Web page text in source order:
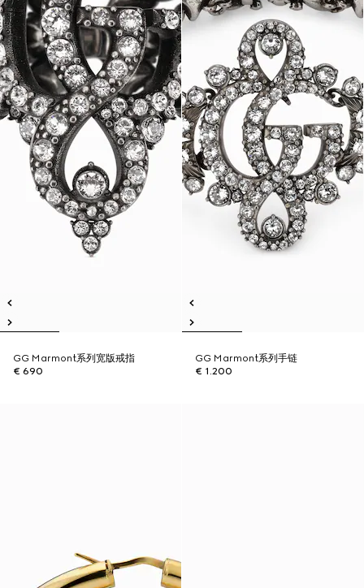
GG Marmont系列宽版戒指
€ 690
GG Marmont系列手链
€ 1.200